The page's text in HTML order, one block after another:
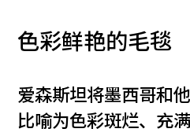
色彩鲜艳的毛毯
爱森斯坦将墨西哥和
比喻为色彩斑烂、充